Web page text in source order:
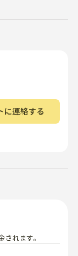
ます
蔵庫、エアコ
に連絡する
れます。